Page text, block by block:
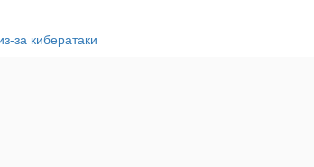
за кибератаки